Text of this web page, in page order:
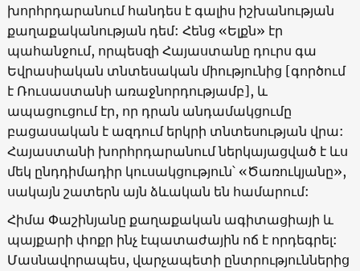
խորհրդարանում հանդես է գալիս իշխանության
քաղաքականության դեմ: Հենց «Ելքն» էր
պահանջում, որպեսզի Հայաստանը դուրս գա
Եվրասիական տնտեսական միությունից [գործում
է Ռուսաստանի առաջնորդությամբ], և
ապացուցում էր, որ դրան անդամակցումը
բացասական է ազդում երկրի տնտեսության վրա:
Հայաստանի խորհրդարանում ներկայացված է ևս
մեկ ընդդիմադիր կուսակցություն՝ «Ծառուկյանը»,
սակայն շատերն այն ձևական են համարում:
Հիմա Փաշինյանը քաղաքական ագիտացիայի և
պայքարի փոքր ինչ էպատաժային ոճ է որդեգրել:
Մասնավորապես, վարչապետի ընտրություններից